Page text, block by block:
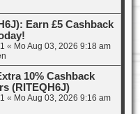
Earn £5 Cashback
« Mo Aug 03, 2026 9:18 am
10% Cashback
(RITEQH6J)
« Mo Aug 03, 2026 9:16 am